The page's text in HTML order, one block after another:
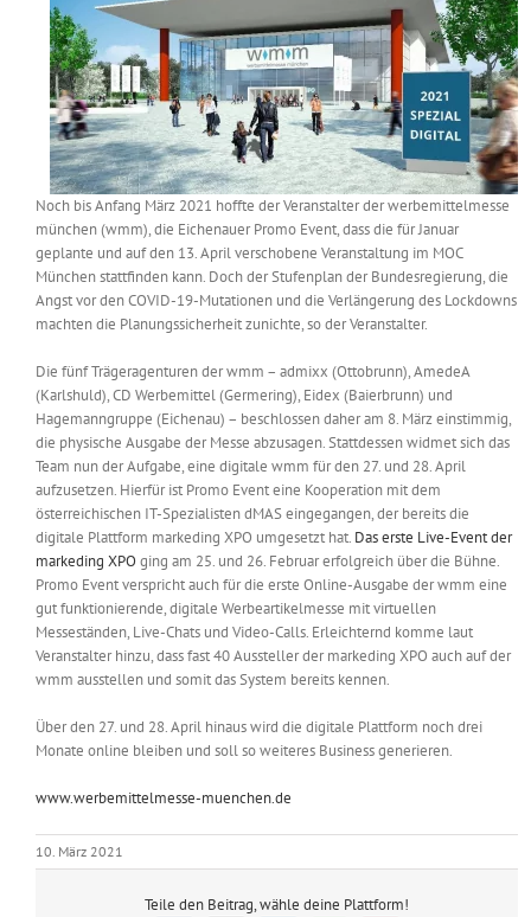
Kontakt
Messen & Events
Unternehmen
Interviews
Wissen
Product Guide
Jobshop
Suche
nach:
Noch bis Anfang März 2021 hoffte der Veranstalter der werbemittelmesse
münchen (wmm), die Eichenauer Promo Event, dass die für Januar
geplante und auf den 13. April verschobene Veranstaltung im MOC
München stattfinden kann. Doch der Stufenplan der Bundesregierung, die
Angst vor den COVID-19-Mutationen und die Verlängerung des Lockdowns
machten die Planungssicherheit zunichte, so der Veranstalter.
Die fünf Trägeragenturen der wmm – admixx (Ottobrunn), AmedeA
(Karlshuld), CD Werbemittel (Germering), Eidex (Baierbrunn) und
Hagemanngruppe (Eichenau) – beschlossen daher am 8. März einstimmig,
die physische Ausgabe der Messe abzusagen. Stattdessen widmet sich das
Team nun der Aufgabe, eine digitale wmm für den 27. und 28. April
aufzusetzen. Hierfür ist Promo Event eine Kooperation mit dem
österreichischen IT-Spezialisten dMAS eingegangen, der bereits die
digitale Plattform markeding XPO umgesetzt hat. Das erste Live-Event der
markeding XPOging am 25. und 26. Februar erfolgreich über die Bühne.
Promo Event verspricht auch für die erste Online-Ausgabe der wmm eine
gut funktionierende, digitale Werbeartikelmesse mit virtuellen
Messeständen, Live-Chats und Video-Calls. Erleichternd komme laut
Veranstalter hinzu, dass fast 40 Aussteller der markeding XPO auch auf der
wmm ausstellen und somit das System bereits kennen.
Über den 27. und 28. April hinaus wird die digitale Plattform noch drei
Monate online bleiben und soll so weiteres Business generieren.
www.werbemittelmesse-muenchen.de
10. März 2021
Teile den Beitrag, wähle deine Plattform!